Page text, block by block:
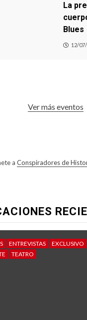
La
Blues
12/
Ver más eventos
a Conspiradores de
ENTREVISTAS
EXCLUSIVO
TEATRO